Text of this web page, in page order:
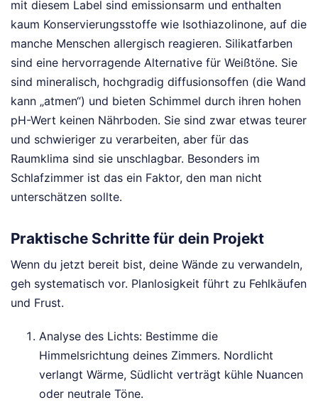
mit diesem Label sind emissionsarm und enthalten
kaum Konservierungsstoffe wie Isothiazolinone, auf die
manche Menschen allergisch reagieren. Silikatfarben
sind eine hervorragende Alternative für Weißtöne. Sie
sind mineralisch, hochgradig diffusionsoffen (die Wand
kann „atmen“) und bieten Schimmel durch ihren hohen
pH-Wert keinen Nährboden. Sie sind zwar etwas teurer
und schwieriger zu verarbeiten, aber für das
Raumklima sind sie unschlagbar. Besonders im
Schlafzimmer ist das ein Faktor, den man nicht
unterschätzen sollte.
Praktische Schritte für dein Projekt
Wenn du jetzt bereit bist, deine Wände zu verwandeln,
geh systematisch vor. Planlosigkeit führt zu Fehlkäufen
und Frust.
Analyse des Lichts: Bestimme die
Himmelsrichtung deines Zimmers. Nordlicht
verlangt Wärme, Südlicht verträgt kühle Nuancen
oder neutrale Töne.